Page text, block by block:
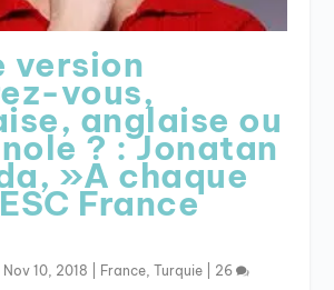
version
vous,
anglaise ou
? : Jonatan
»A chaque
France
Nov 10, 2018 France,Turquie 26